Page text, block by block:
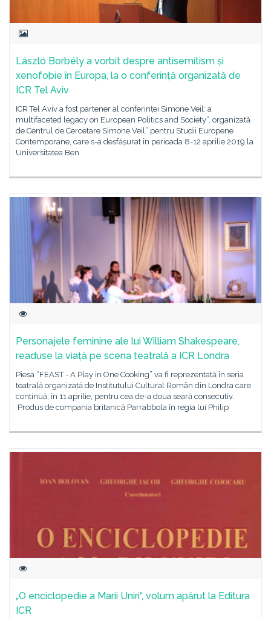
László Borbély a vorbit despre antisemitism și
xenofobie în Europa, la o conferință organizată de
ICR Tel Aviv
ICR Tel Aviv a fost partener al conferinței Simone Veil: a
multifaceted legacy on European Politics and Society”, organizată
de Centrul de Cercetare Simone Veil” pentru Studii Europene
Contemporane, care s-a desfășurat în perioada 8-12 aprilie 2019 la
Universitatea Ben
Personajele feminine ale lui William Shakespeare,
readuse la viață pe scena teatrală a ICR Londra
Piesa “FEAST - A Play in One Cooking” va fi reprezentată în seria
teatrală organizată de Institutului Cultural Român din Londra care
continuă, în 11 aprilie, pentru cea de-a doua seară consecutiv.
Produs de compania britanică Parrabbola în regia lui Philip
„O enciclopedie a Marii Uniri“, volum apărut la Editura
ICR